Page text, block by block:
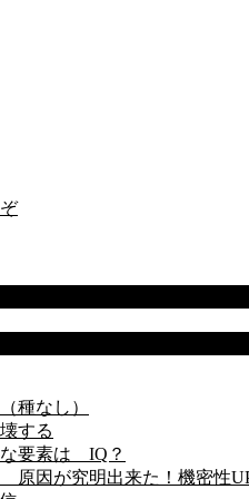
種なし）
する
要素は IQ？
原因が究明出来た！機密性